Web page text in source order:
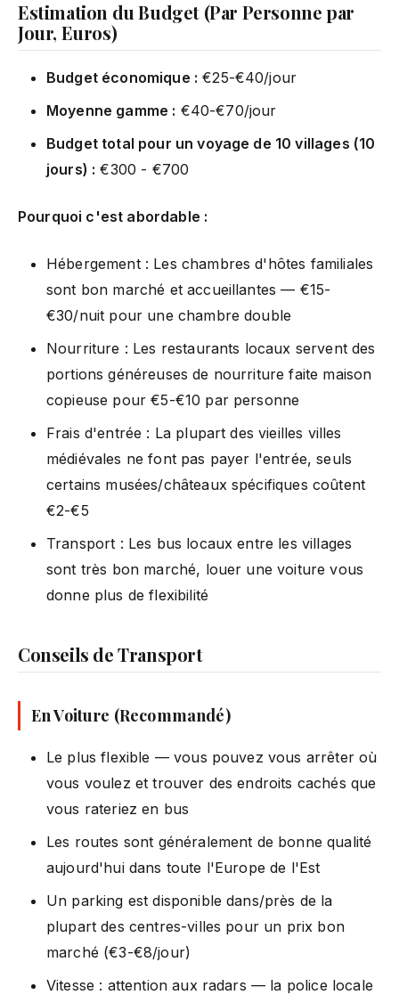
Estimation du Budget (Par Personne par
Jour, Euros)
Budget économique : €25-€40/jour
Moyenne gamme : €40-€70/jour
Budget total pour un voyage de 10 villages (10
jours) : €300 - €700
Pourquoi c'est abordable :
Hébergement : Les chambres d'hôtes familiales
sont bon marché et accueillantes — €15-
€30/nuit pour une chambre double
Nourriture : Les restaurants locaux servent des
portions généreuses de nourriture faite maison
copieuse pour €5-€10 par personne
Frais d'entrée : La plupart des vieilles villes
médiévales ne font pas payer l'entrée, seuls
certains musées/châteaux spécifiques coûtent
€2-€5
Transport : Les bus locaux entre les villages
sont très bon marché, louer une voiture vous
donne plus de flexibilité
Conseils de Transport
En Voiture (Recommandé)
Le plus flexible — vous pouvez vous arrêter où
vous voulez et trouver des endroits cachés que
vous rateriez en bus
Les routes sont généralement de bonne qualité
aujourd'hui dans toute l'Europe de l'Est
Un parking est disponible dans/près de la
plupart des centres-villes pour un prix bon
marché (€3-€8/jour)
Vitesse : attention aux radars — la police locale